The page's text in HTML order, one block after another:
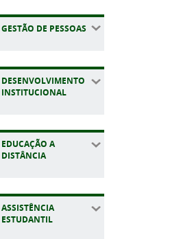
GESTÃO DE PESSOAS
DESENVOLVIMENTO
INSTITUCIONAL
EDUCAÇÃO A
DISTÂNCIA
ASSISTÊNCIA
ESTUDANTIL